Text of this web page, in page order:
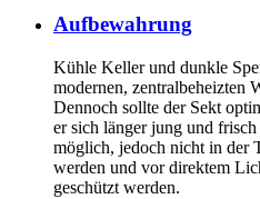
Aufbewahrung
Kühle Keller und dunkle
modernen, zentralbeheizten
Dennoch sollte der Sekt
er sich länger jung und
möglich, jedoch nicht in der
werden und vor direktem
geschützt werden.